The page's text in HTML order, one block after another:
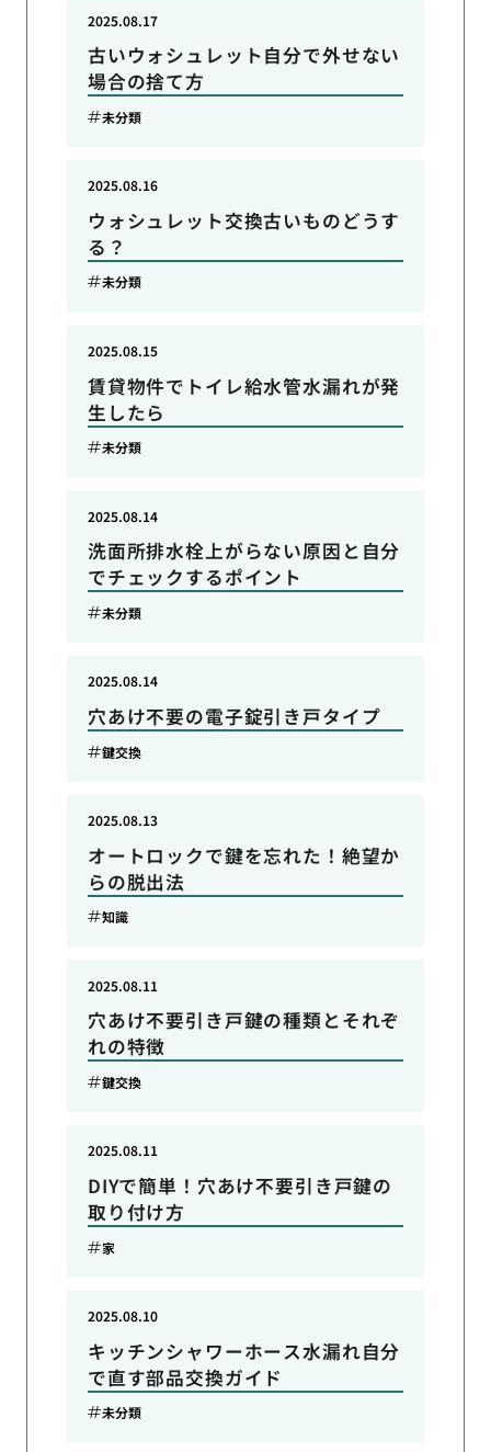
古いウォシュレット自分で外せない
場合の捨て方
2025.08.17
未分類
ウォシュレット交換古いものどうす
る？
2025.08.16
未分類
賃貸物件でトイレ給水管水漏れが発
生したら
2025.08.15
未分類
洗面所排水栓上がらない原因と自分
でチェックするポイント
2025.08.14
未分類
穴あけ不要の電子錠引き戸タイプ
2025.08.14
鍵交換
オートロックで鍵を忘れた！絶望か
らの脱出法
2025.08.13
知識
穴あけ不要引き戸鍵の種類とそれぞ
れの特徴
2025.08.11
鍵交換
DIYで簡単！穴あけ不要引き戸鍵の
取り付け方
2025.08.11
家
キッチンシャワーホース水漏れ自分
で直す部品交換ガイド
2025.08.10
未分類